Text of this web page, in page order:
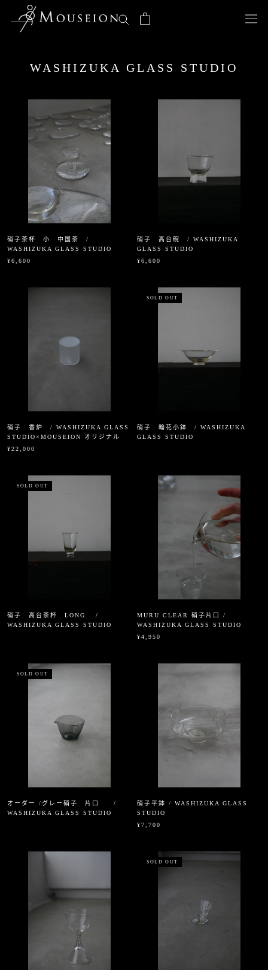
WASHIZUKA GLASS STUDIO
硝子茶杯 小 中国茶 /
WASHIZUKA GLASS STUDIO
¥6,600
硝子 高台碗 / WASHIZUKA
GLASS STUDIO
¥6,600
硝子 香炉 / WASHIZUKA GLASS
STUDIO×MOUSEION オリジナル
¥22,000
SOLD OUT
硝子 輪花小鉢 / WASHIZUKA
GLASS STUDIO
SOLD OUT
硝子 高台茶杯 LONG /
WASHIZUKA GLASS STUDIO
MURU CLEAR 硝子片口 /
WASHIZUKA GLASS STUDIO
¥4,950
SOLD OUT
オーダー /グレー硝子 片口 /
WASHIZUKA GLASS STUDIO
硝子平鉢 / WASHIZUKA GLASS
STUDIO
¥7,700
SOLD OUT